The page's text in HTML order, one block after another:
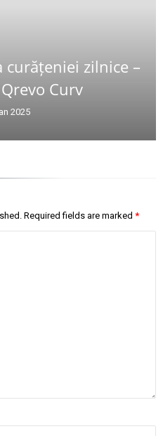
curățeniei zilnice –
Curv
2025
Required fields are marked *